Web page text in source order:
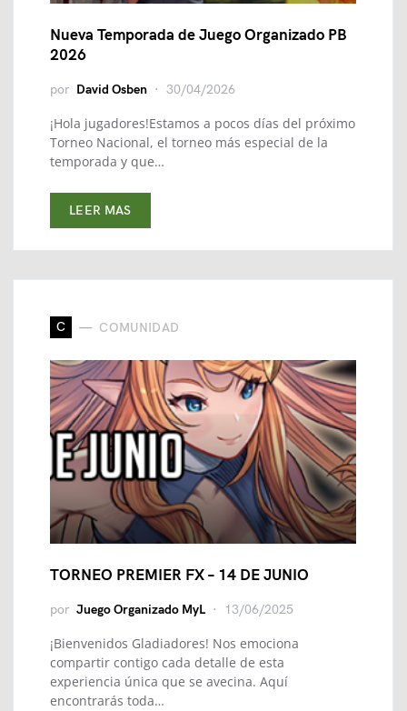
Nueva Temporada de Juego Organizado PB
2026
por David Osben 30/04/2026
¡Hola jugadores!Estamos a pocos días del próximo
Torneo Nacional, el torneo más especial de la
temporada y que…
LEER MAS
C COMUNIDAD
TORNEO PREMIER FX – 14 DE JUNIO
por Juego Organizado MyL 13/06/2025
¡Bienvenidos Gladiadores! Nos emociona
compartir contigo cada detalle de esta
experiencia única que se avecina. Aquí
encontrarás toda…